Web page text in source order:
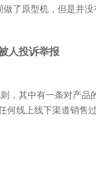
了原型机，但是并没
人投诉举报
，其中有一条对产品
何线上线下渠道销售